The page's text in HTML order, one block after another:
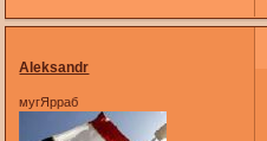
Aleksandr
мугЯрраб